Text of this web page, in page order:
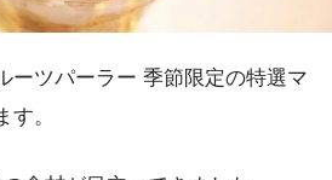
ーツパーラー 季節限定の特選マ
。